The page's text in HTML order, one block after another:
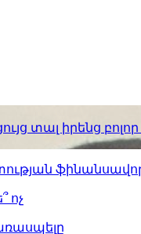
տալ իրենց
ոչ